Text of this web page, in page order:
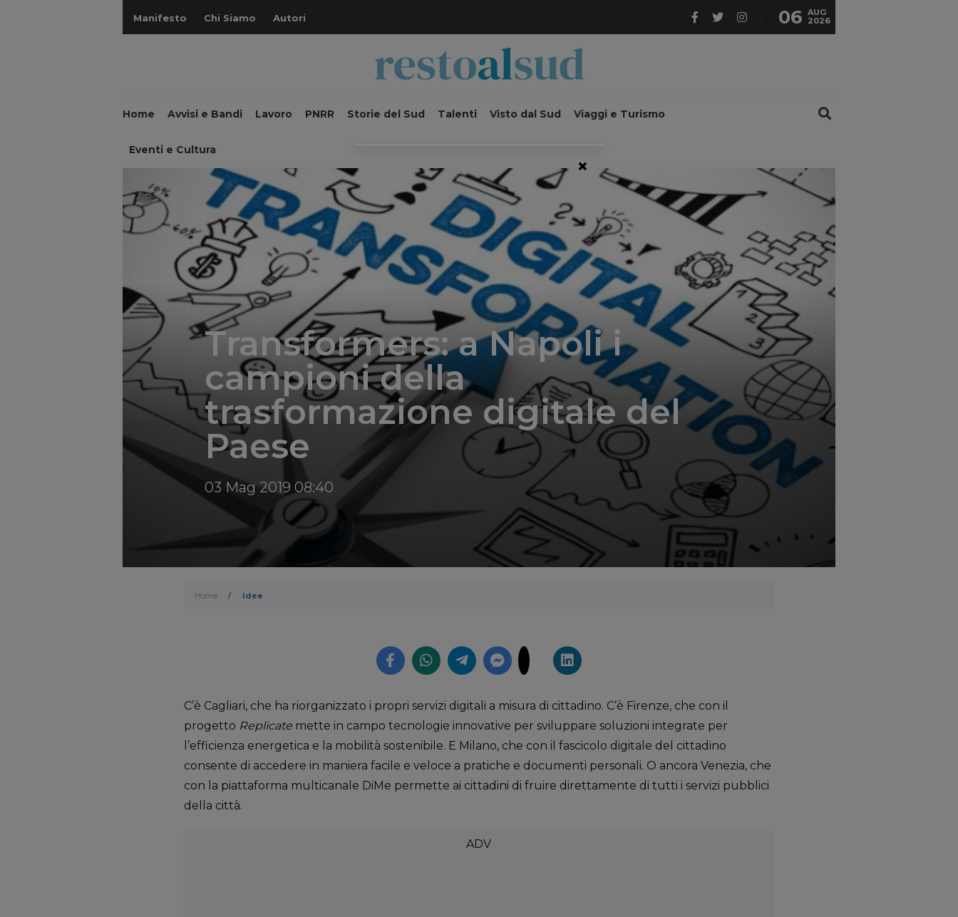
Manifesto Chi Siamo Autori 06 AUG
2026
Home Avvisi e Bandi Lavoro PNRR Storie del Sud Talenti Visto dal Sud Viaggi e Turismo
Eventi e Cultura
';
Transformers: a Napoli i
campioni della
trasformazione digitale del
Paese
03 Mag 2019 08:40
Home / Idee
C’è Cagliari, che ha riorganizzato i propri servizi digitali a misura di cittadino. C’è Firenze, che con il
progetto Replicatemette in campo tecnologie innovative per sviluppare soluzioni integrate per
l’efficienza energetica e la mobilità sostenibile. E Milano, che con il fascicolo digitale del cittadino
consente di accedere in maniera facile e veloce a pratiche e documenti personali. O ancora Venezia, che
con la piattaforma multicanale DiMe permette ai cittadini di fruire direttamente di tutti i servizi pubblici
della città.
×